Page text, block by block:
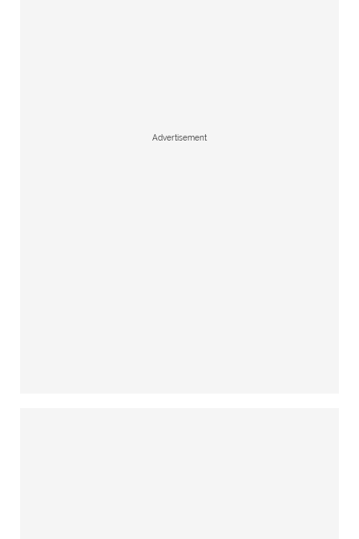
Advertisement